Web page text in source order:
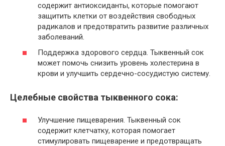
содержит антиоксиданты, которые помогают
защитить клетки от воздействия свободных
радикалов и предотвратить развитие различных
заболеваний.
Поддержка здорового сердца. Тыквенный сок
может помочь снизить уровень холестерина в
крови и улучшить сердечно-сосудистую систему.
Целебные свойства тыквенного сока:
Улучшение пищеварения. Тыквенный сок
содержит клетчатку, которая помогает
стимулировать пищеварение и предотвращать